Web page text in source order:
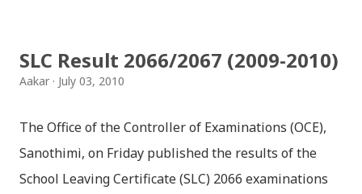
SLC Result 2066/2067 (2009-2010)
Aakar July 03, 2010
The Office of the Controller of Examinations (OCE),
Sanothimi, on Friday published the results of the
School Leaving Certificate (SLC) 2066 examinations